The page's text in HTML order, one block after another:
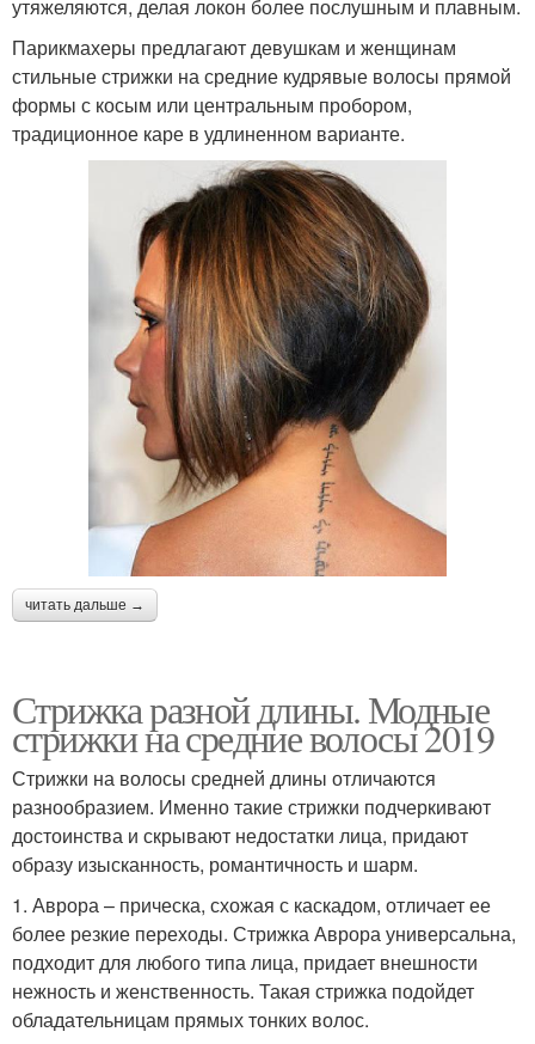
челкой
Стрижка с тупой челкой
Стрижка с длинной
челкой
Модный тренд
Стрижки на вьющиеся
волосы
Красивые стрижки
Стрижки для кудрявых
волос
Стрижки на волнистые
волосы
Стрижка для пышных
волос
Стрижки на кудрявые
утяжеляются, делая локон более послушным и плавным.
Парикмахеры предлагают девушкам и женщинам
стильные стрижки на средние кудрявые волосы прямой
формы с косым или центральным пробором,
традиционное каре в удлиненном варианте.
читать дальше →
Стрижка разной длины. Модные
стрижки на средние волосы 2019
Стрижки на волосы средней длины отличаются
разнообразием. Именно такие стрижки подчеркивают
достоинства и скрывают недостатки лица, придают
образу изысканность, романтичность и шарм.
1. Аврора – прическа, схожая с каскадом, отличает ее
более резкие переходы. Стрижка Аврора универсальна,
подходит для любого типа лица, придает внешности
нежность и женственность. Такая стрижка подойдет
обладательницам прямых тонких волос.